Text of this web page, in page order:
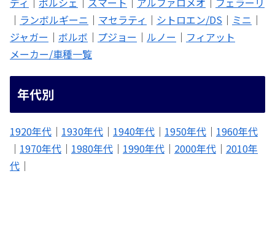
｜ ランボルギーニ ｜ マセラティ ｜ シトロエン/DS ｜ ミニ ｜
ジャガー ｜ ボルボ ｜ プジョー ｜ ルノー ｜ フィアット
メーカー/車種一覧
年代別
1920年代 ｜ 1930年代 ｜ 1940年代 ｜ 1950年代 ｜ 1960年代
｜ 1970年代 ｜ 1980年代 ｜ 1990年代 ｜ 2000年代 ｜ 2010年
代 ｜